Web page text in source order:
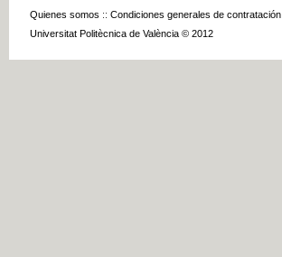
Quienes somos :: Condiciones generales de contratación
Universitat Politècnica de València © 2012